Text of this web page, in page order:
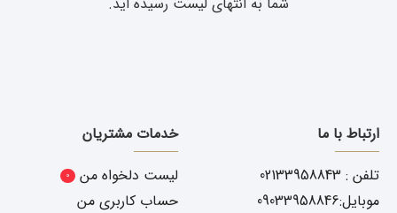
ارتباط با ما
تلفن : 02133958843
موبایل:09033958846
خدمات مشتریان
لیست دلخواه من
0
حساب کاربری من